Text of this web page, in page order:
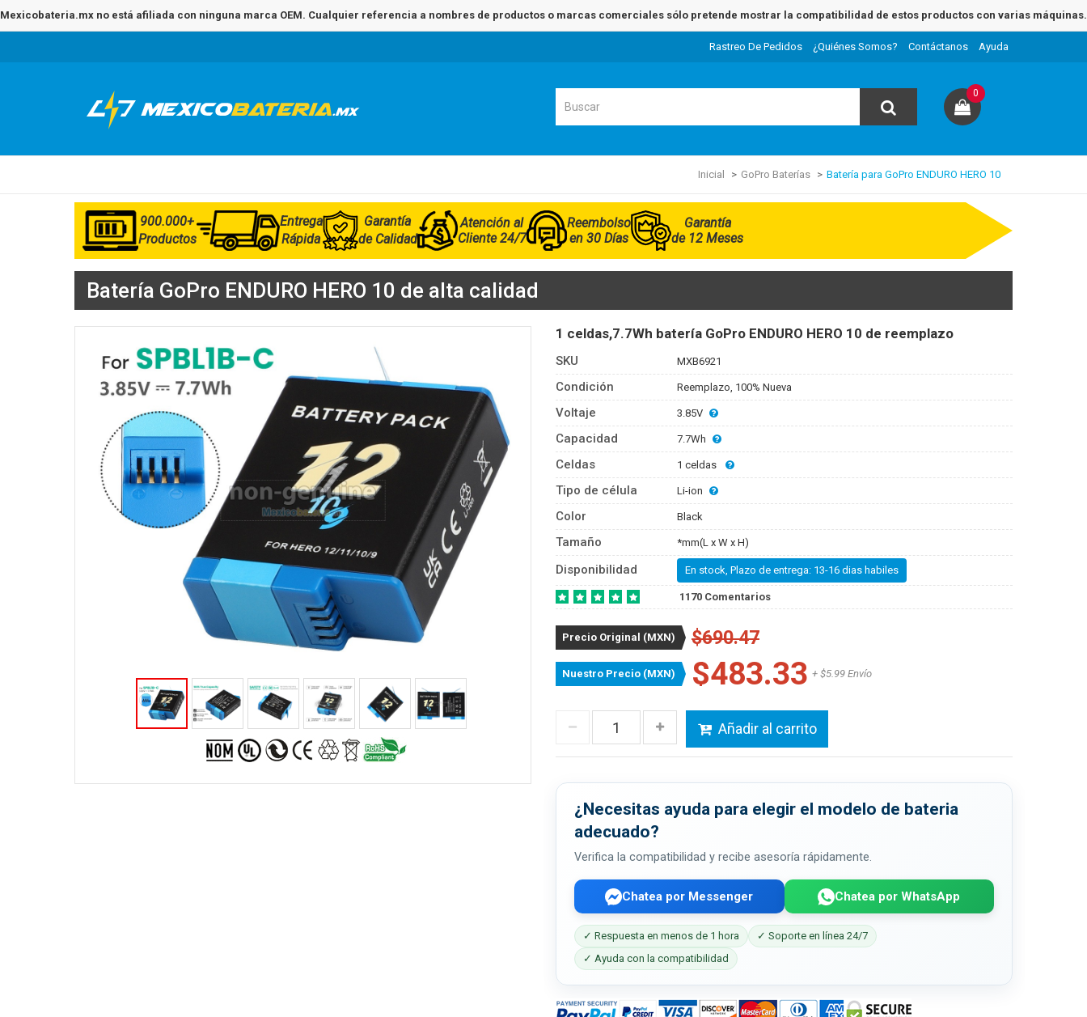
Mexicobateria.mx no está afiliada con ninguna marca OEM. Cualquier referencia a nombres de productos o marcas comerciales sólo pretende mostrar la compatibilidad de estos productos con varias máquinas.
Rastreo De Pedidos ¿Quiénes Somos? Contáctanos Ayuda
0
Inicial GoPro Baterías Batería para GoPro ENDURO HERO 10
900.000+
Productos
Entrega
Rápida
Garantía
de Calidad
Atención al
Cliente 24/7
Reembolso
en 30 Días
Garantía
de 12 Meses
Batería GoPro ENDURO HERO 10 de alta calidad
1 celdas,7.7Wh batería GoPro ENDURO HERO 10 de reemplazo
SKU MXB6921
Condición Reemplazo, 100% Nueva
Voltaje 3.85V
Capacidad 7.7Wh
Celdas 1 celdas
Tipo de célula Li-ion
Color Black
Tamaño *mm(L x W x H)
Disponibilidad En stock, Plazo de entrega: 13-16 dias habiles
1170 Comentarios
Precio Original (MXN) $690.47
Nuestro Precio (MXN) $483.33 + $5.99 Envío
Añadir al carrito
¿Necesitas ayuda para elegir el modelo de bateria
adecuado?
Verifica la compatibilidad y recibe asesoría rápidamente.
Chatea por Messenger Chatea por WhatsApp
✓ Respuesta en menos de 1 hora
✓ Soporte en línea 24/7
✓ Ayuda con la compatibilidad